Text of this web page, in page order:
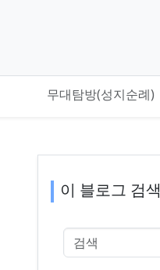
무대탐방(성지순례)
이 블로그 검색